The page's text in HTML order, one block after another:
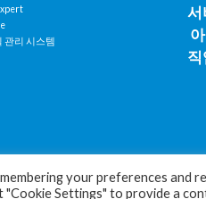
관리 시스템
직
your preferences and
"Cookie Settings" to provide a